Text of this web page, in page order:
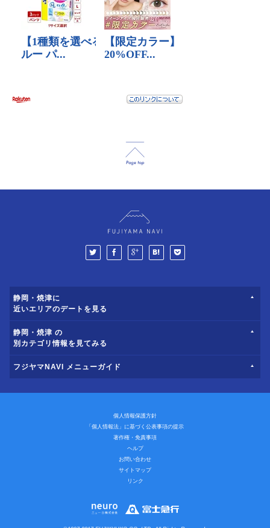
静岡・焼津に
近いエリアのデートを見る
静岡・焼津 の
別カテゴリ情報を見てみる
フジヤマNAVI メニューガイド
個人情報保護方針
「個人情報法」に基づく公表事項の提示
著作権・免責事項
ヘルプ
お問い合わせ
サイトマップ
リンク